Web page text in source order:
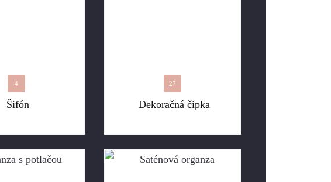
Šifón
4
Dekoračná čipka
27